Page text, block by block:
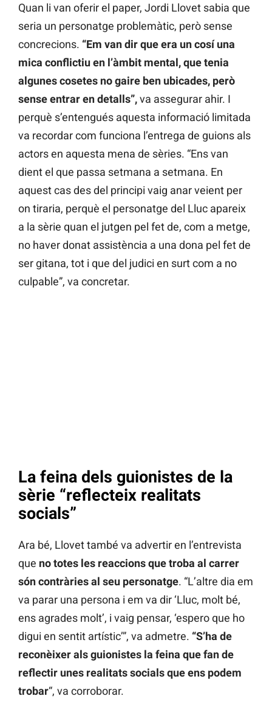
Quan li van oferir el paper, Jordi Llovet sabia que
seria un personatge problemàtic, però sense
concrecions. “Em van dir que era un cosí una
mica conflictiu en l’àmbit mental, que tenia
algunes cosetes no gaire ben ubicades, però
sense entrar en detalls”,va assegurar ahir. I
perquè s’entengués aquesta informació limitada
va recordar com funciona l’entrega de guions als
actors en aquesta mena de sèries. “Ens van
dient el que passa setmana a setmana. En
aquest cas des del principi vaig anar veient per
on tiraria, perquè el personatge del Lluc apareix
a la sèrie quan el jutgen pel fet de, com a metge,
no haver donat assistència a una dona pel fet de
ser gitana, tot i que del judici en surt com a no
culpable”, va concretar.
La feina dels guionistes de la
sèrie “reflecteix realitats
socials”
Ara bé, Llovet també va advertir en l’entrevista
que no totes les reaccions que troba al carrer
són contràries al seu personatge. “L’altre dia em
va parar una persona i em va dir ‘Lluc, molt bé,
ens agrades molt’, i vaig pensar, ‘espero que ho
digui en sentit artístic’”, va admetre. “S’ha de
reconèixer als guionistes la feina que fan de
reflectir unes realitats socials que ens podem
trobar“, va corroborar.